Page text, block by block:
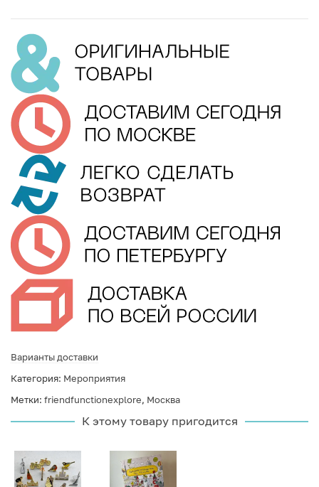
Варианты доставки
Категория: Мероприятия
Метки: friendfunctionexplore, Москва
К этому товару пригодится